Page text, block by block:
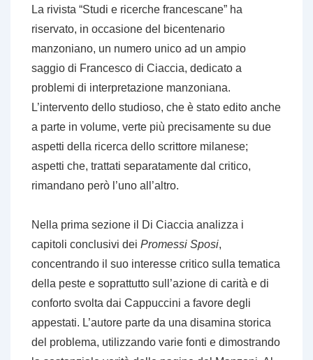
La rivista “Studi e ricerche francescane” ha
riservato, in occasione del bicentenario
manzoniano, un numero unico ad un ampio
saggio di Francesco di Ciaccia, dedicato a
problemi di interpretazione manzoniana.
L’intervento dello studioso, che è stato edito anche
a parte in volume, verte più precisamente su due
aspetti della ricerca dello scrittore milanese;
aspetti che, trattati separatamente dal critico,
rimandano però l’uno all’altro.
Nella prima sezione il Di Ciaccia analizza i
capitoli conclusivi dei Promessi Sposi,
concentrando il suo interesse critico sulla tematica
della peste e soprattutto sull’azione di carità e di
conforto svolta dai Cappuccini a favore degli
appestati. L’autore parte da una disamina storica
del problema, utilizzando varie fonti e dimostrando